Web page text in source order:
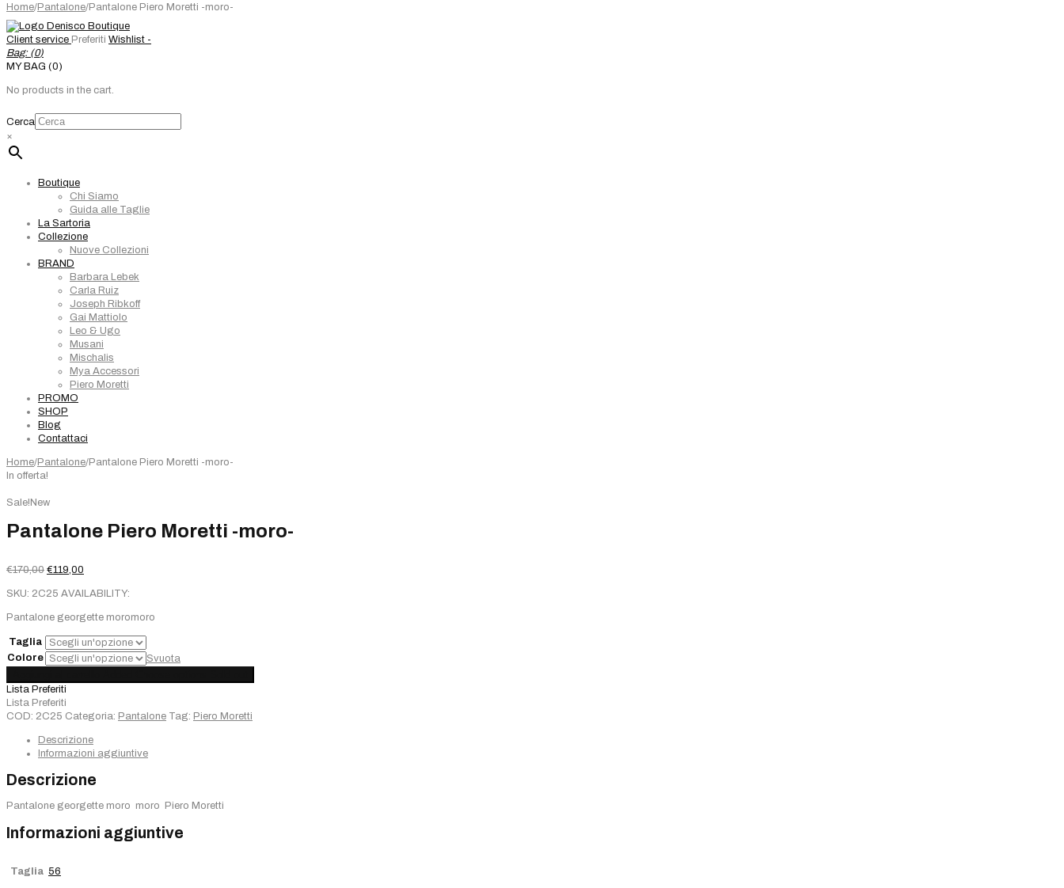
Home/Pantalone/Pantalone Piero Moretti -moro-
Client service Preferiti Wishlist -
Bag: (0)
MY BAG (0)
No products in the cart.
Cerca
×
Boutique
Chi Siamo
Guida alle Taglie
La Sartoria
Collezione
Nuove Collezioni
BRAND
Barbara Lebek
Carla Ruiz
Joseph Ribkoff
Gai Mattiolo
Leo & Ugo
Musani
Mischalis
Mya Accessori
Piero Moretti
PROMO
SHOP
Blog
Contattaci
Home/Pantalone/Pantalone Piero Moretti -moro-
In offerta!
Sale! New
Pantalone Piero Moretti -moro-
€170,00 Il
originale
€170,00.
€119,00
attuale
€119,00.
SKU: 2C25 AVAILABILITY:
Pantalone georgette moromoro
Taglia
Colore
Svuota
Piero
Moretti
-
quantità
Lista Preferiti
Lista Preferiti
COD: 2C25 Categoria: Pantalone Tag: Piero Moretti
Descrizione
Informazioni aggiuntive
Descrizione
Pantalone georgette moro moro Piero Moretti
Informazioni aggiuntive
Taglia 56